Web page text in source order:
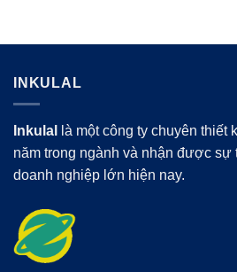
INKULAL
Inkulal
là một công ty chuyên
năm trong ngành và nhận được
doanh nghiệp lớn hiện nay.